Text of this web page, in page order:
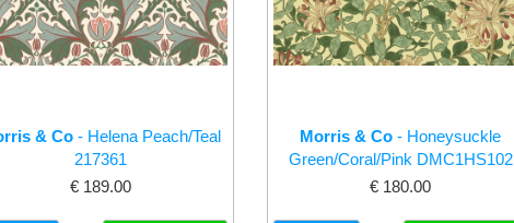
& Co- Helena Peach/Teal
217361
€ 189.00
Morris & Co - Honeysuckle
Green/Coral/Pink DMC1HS102
€ 180.00